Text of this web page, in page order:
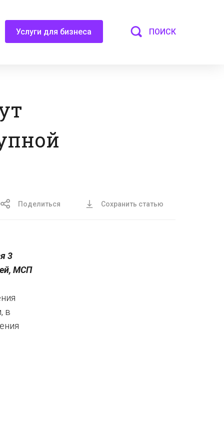
Услуги для бизнеса ПОИСК
Поделиться Сохранить статью
3
МСП
в